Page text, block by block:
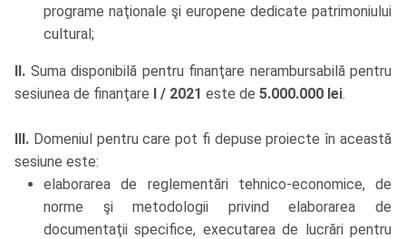
programe naţionale şi europene dedicate patrimoniului
cultural;
II. Suma disponibilă pentru finanţare nerambursabilă pentru
sesiunea de finanţare I / 2021 este de 5.000.000 lei.
III. Domeniul pentru care pot fi depuse proiecte în această
sesiune este:
elaborarea de reglementări tehnico-economice, de
norme şi metodologii privind elaborarea de
documentaţii specifice, executarea de lucrări pentru